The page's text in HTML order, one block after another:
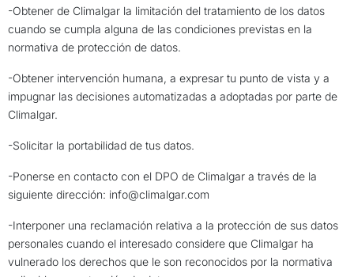
-Obtener de Climalgar la limitación del tratamiento de los datos
cuando se cumpla alguna de las condiciones previstas en la
normativa de protección de datos.
-Obtener intervención humana, a expresar tu punto de vista y a
impugnar las decisiones automatizadas a adoptadas por parte de
Climalgar.
-Solicitar la portabilidad de tus datos.
-Ponerse en contacto con el DPO de Climalgar a través de la
siguiente dirección: info@climalgar.com
-Interponer una reclamación relativa a la protección de sus datos
personales cuando el interesado considere que Climalgar ha
vulnerado los derechos que le son reconocidos por la normativa